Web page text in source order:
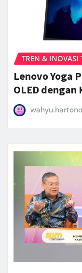
TREN & INOVASI
Lenovo Yoga
OLED dengan
wahyu.hartono